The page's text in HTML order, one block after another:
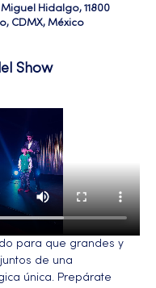
Hidalgo, 11800
CDMX, México
Show
para que grandes y
de una
única. Prepárate